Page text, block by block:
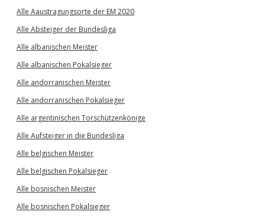
Alle Aaustragungsorte der EM 2020
Alle Absteiger der Bundesliga
Alle albanischen Meister
Alle albanischen Pokalsieger
Alle andorranischen Meister
Alle andorranischen Pokalsieger
Alle argentinischen Torschützenkönige
Alle Aufsteiger in die Bundesliga
Alle belgischen Meister
Alle belgischen Pokalsieger
Alle bosnischen Meister
Alle bosnischen Pokalsieger